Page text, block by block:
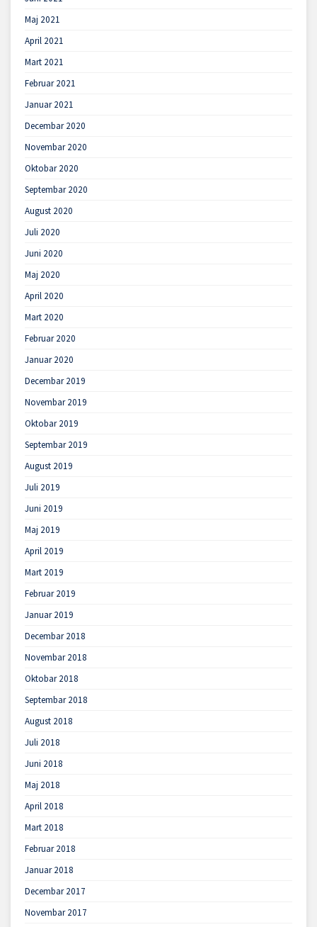
Maj 2021
April 2021
Mart 2021
Februar 2021
Januar 2021
Decembar 2020
Novembar 2020
Oktobar 2020
Septembar 2020
August 2020
Juli 2020
Juni 2020
Maj 2020
April 2020
Mart 2020
Februar 2020
Januar 2020
Decembar 2019
Novembar 2019
Oktobar 2019
Septembar 2019
August 2019
Juli 2019
Juni 2019
Maj 2019
April 2019
Mart 2019
Februar 2019
Januar 2019
Decembar 2018
Novembar 2018
Oktobar 2018
Septembar 2018
August 2018
Juli 2018
Juni 2018
Maj 2018
April 2018
Mart 2018
Februar 2018
Januar 2018
Decembar 2017
Novembar 2017